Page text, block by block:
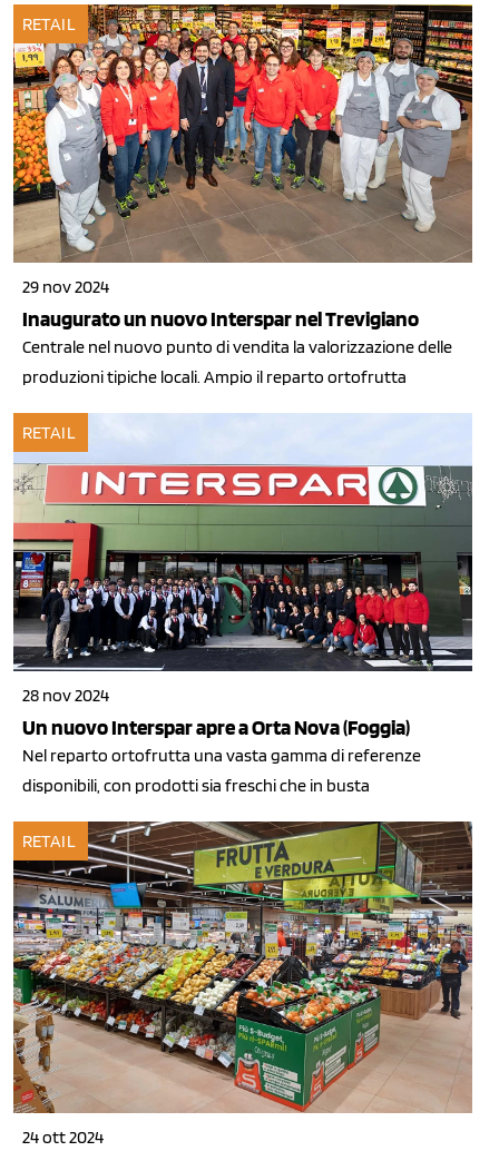
RETAIL
29 nov 2024
Inaugurato un nuovo Interspar nel Trevigiano
Centrale nel nuovo punto di vendita la valorizzazione delle
produzioni tipiche locali. Ampio il reparto ortofrutta
RETAIL
28 nov 2024
Un nuovo Interspar apre a Orta Nova (Foggia)
Nel reparto ortofrutta una vasta gamma di referenze
disponibili, con prodotti sia freschi che in busta
RETAIL
24 ott 2024